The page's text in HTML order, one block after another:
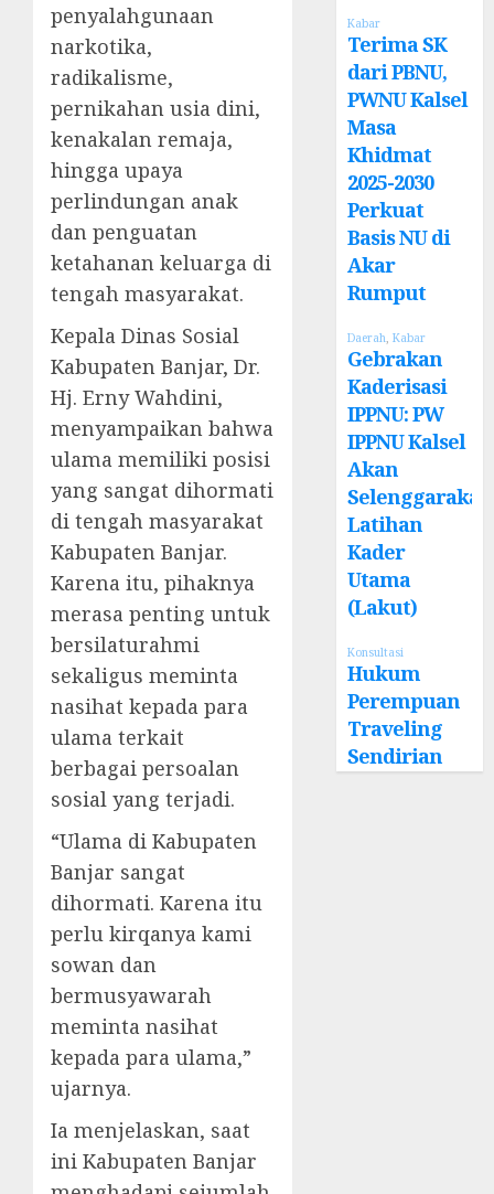
penyalahgunaan
narkotika,
radikalisme,
pernikahan usia dini,
kenakalan remaja,
hingga upaya
perlindungan anak
dan penguatan
ketahanan keluarga di
tengah masyarakat.
Kepala Dinas Sosial
Kabupaten Banjar, Dr.
Hj. Erny Wahdini,
menyampaikan bahwa
ulama memiliki posisi
yang sangat dihormati
di tengah masyarakat
Kabupaten Banjar.
Karena itu, pihaknya
merasa penting untuk
bersilaturahmi
sekaligus meminta
nasihat kepada para
ulama terkait
berbagai persoalan
sosial yang terjadi.
“Ulama di Kabupaten
Banjar sangat
dihormati. Karena itu
perlu kirqanya kami
sowan dan
bermusyawarah
meminta nasihat
kepada para ulama,”
ujarnya.
Ia menjelaskan, saat
ini Kabupaten Banjar
Kabar
Terima SK
dari PBNU,
PWNU Kalsel
Masa
Khidmat
2025-2030
Perkuat
Basis NU di
Akar
Rumput
Daerah,Kabar
Gebrakan
Kaderisasi
IPPNU: PW
IPPNU Kalsel
Akan
Selenggarakan
Latihan
Kader
Utama
(Lakut)
Konsultasi
Hukum
Perempuan
Traveling
Sendirian